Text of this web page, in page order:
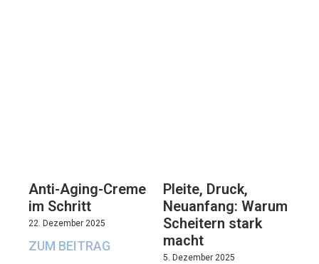
Anti-Aging-Creme
im Schritt
22. Dezember 2025
ZUM BEITRAG
Pleite, Druck,
Neuanfang: Warum
Scheitern stark
macht
5. Dezember 2025